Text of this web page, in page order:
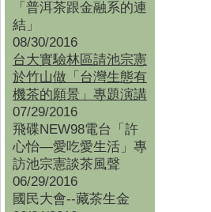
「普洱茶跟金融系的連
結」
08/30/2016
台大實驗林區請池宗憲
於竹山做「台灣生態有
機茶的願景」專題演講
07/29/2016
飛碟NEW98電台「許
心怡—愛吃愛生活」專
訪池宗憲談茶風聲
06/29/2016
國民大會--藏茶生金